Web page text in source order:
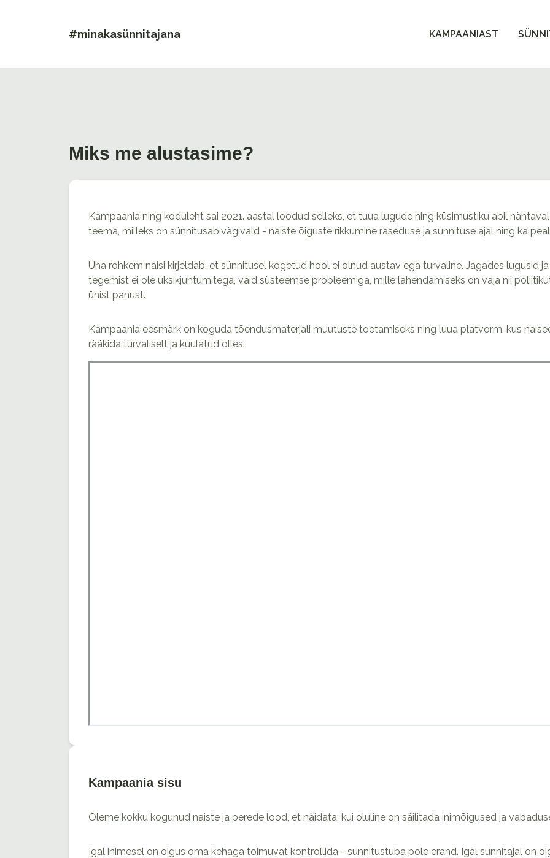
#minakasünnitajana KAMPAANIAST
Miks me alustasime?
Kampaania ning koduleht sai 2021. aastal loodud selleks, et tuua lugude ning küsimustiku abil
teema, milleks on sünnitusabivägivald - naiste õiguste rikkumine raseduse ja sünnituse ajal ning ka
Üha rohkem naisi kirjeldab, et sünnitusel kogetud hool ei olnud austav ega turvaline. Jagades lugusid
tegemist ei ole üksikjuhtumitega, vaid süsteemse probleemiga, mille lahendamiseks on vaja nii
ühist panust.
Kampaania eesmärk on koguda tõendusmaterjali muutuste toetamiseks ning luua platvorm, kus
rääkida turvaliselt ja kuulatud olles.
Kampaania sisu
Oleme kokku kogunud naiste ja perede lood, et näidata, kui oluline on säilitada inimõigused ja
Igal inimesel on õigus oma kehaga toimuvat kontrollida - sünnitustuba pole erand. Igal sünnitajal on